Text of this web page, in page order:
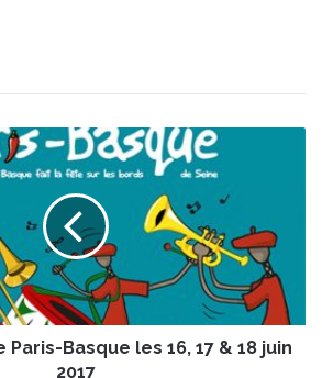
Basque les 16, 17 & 18 juin
2017